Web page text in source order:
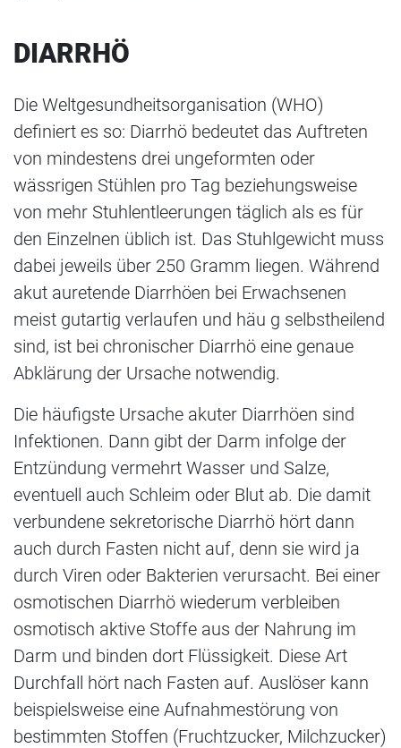
DIARRHÖ
Die Weltgesundheitsorganisation (WHO)
definiert es so: Diarrhö bedeutet das Auftreten
von mindestens drei ungeformten oder
wässrigen Stühlen pro Tag beziehungsweise
von mehr Stuhlentleerungen täglich als es für
den Einzelnen üblich ist. Das Stuhlgewicht muss
dabei jeweils über 250 Gramm liegen. Während
akut auretende Diarrhöen bei Erwachsenen
meist gutartig verlaufen und häu g selbstheilend
sind, ist bei chronischer Diarrhö eine genaue
Abklärung der Ursache notwendig.
Die häufigste Ursache akuter Diarrhöen sind
Infektionen. Dann gibt der Darm infolge der
Entzündung vermehrt Wasser und Salze,
eventuell auch Schleim oder Blut ab. Die damit
verbundene sekretorische Diarrhö hört dann
auch durch Fasten nicht auf, denn sie wird ja
durch Viren oder Bakterien verursacht. Bei einer
osmotischen Diarrhö wiederum verbleiben
osmotisch aktive Stoffe aus der Nahrung im
Darm und binden dort Flüssigkeit. Diese Art
Durchfall hört nach Fasten auf. Auslöser kann
beispielsweise eine Aufnahmestörung von
bestimmten Stoffen (Fruchtzucker, Milchzucker)